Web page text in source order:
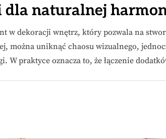
dla naturalnej
w dekoracji wnętrz, który pozwala na
można uniknąć chaosu wizualnego,
W praktyce oznacza to, że łączenie